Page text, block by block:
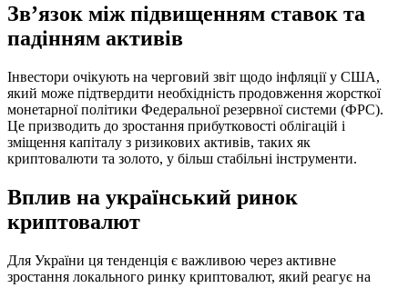
Зв’язок між підвищенням ставок та
падінням активів
Інвестори очікують на черговий звіт щодо інфляції у США,
який може підтвердити необхідність продовження жорсткої
монетарної політики Федеральної резервної системи (ФРС).
Це призводить до зростання прибутковості облігацій і
зміщення капіталу з ризикових активів, таких як
криптовалюти та золото, у більш стабільні інструменти.
Вплив на український ринок
криптовалют
Для України ця тенденція є важливою через активне
зростання локального ринку криптовалют, який реагує на